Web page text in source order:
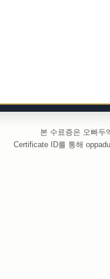
본 수료증은 오빠두
Certificate ID를 통해